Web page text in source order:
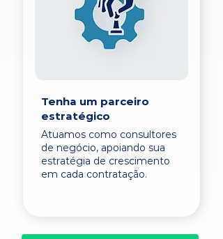
Tenha um parceiro
estratégico
Atuamos como consultores
de negócio, apoiando sua
estratégia de crescimento
em cada contratação.